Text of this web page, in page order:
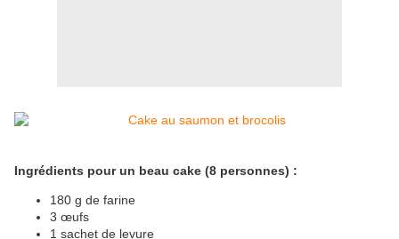
Ingrédients pour un beau cake (8 personnes) :
180 g de farine
3 œufs
1 sachet de levure